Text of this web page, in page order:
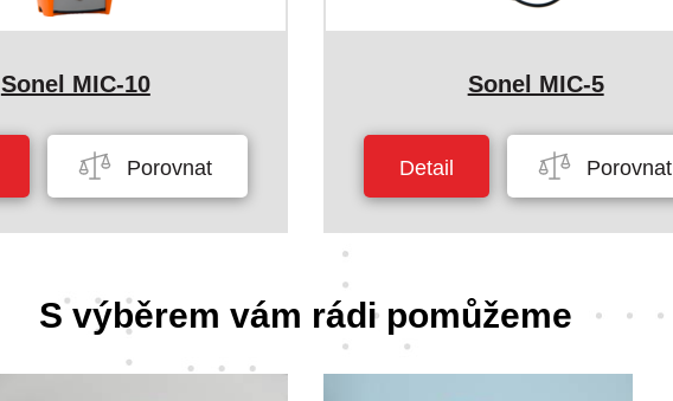
Sonel MIC-10
Porovnat
Sonel MIC-5
Detail Porovnat
S výběrem vám rádi pomůžeme